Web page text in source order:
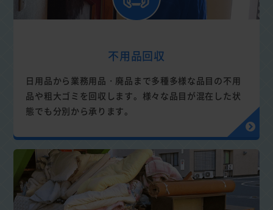
不用品回収
日用品から業務用品・廃品まで多種多様な品目の不用
品や粗大ゴミを回収します。様々な品目が混在した状
態でも分別から承ります。